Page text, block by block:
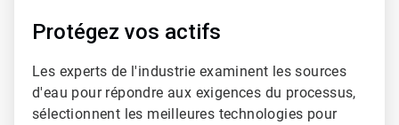
Protégez vos actifs​​​​​​​
Les experts de l'industrie examinent les sources
d'eau pour répondre aux exigences du processus,
sélectionnent les meilleures technologies pour